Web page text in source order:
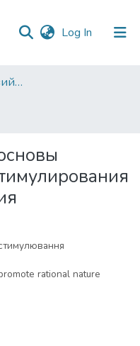
Log In (current)
04. Економіко-правовий факультет
rational nature